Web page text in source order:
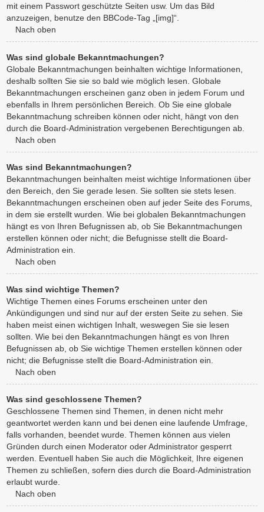
mit einem Passwort geschützte Seiten usw. Um das Bild
anzuzeigen, benutze den BBCode-Tag „[img]“.
Nach oben
Was sind globale Bekanntmachungen?
Globale Bekanntmachungen beinhalten wichtige Informationen,
deshalb sollten Sie sie so bald wie möglich lesen. Globale
Bekanntmachungen erscheinen ganz oben in jedem Forum und
ebenfalls in Ihrem persönlichen Bereich. Ob Sie eine globale
Bekanntmachung schreiben können oder nicht, hängt von den
durch die Board-Administration vergebenen Berechtigungen ab.
Nach oben
Was sind Bekanntmachungen?
Bekanntmachungen beinhalten meist wichtige Informationen über
den Bereich, den Sie gerade lesen. Sie sollten sie stets lesen.
Bekanntmachungen erscheinen oben auf jeder Seite des Forums,
in dem sie erstellt wurden. Wie bei globalen Bekanntmachungen
hängt es von Ihren Befugnissen ab, ob Sie Bekanntmachungen
erstellen können oder nicht; die Befugnisse stellt die Board-
Administration ein.
Nach oben
Was sind wichtige Themen?
Wichtige Themen eines Forums erscheinen unter den
Ankündigungen und sind nur auf der ersten Seite zu sehen. Sie
haben meist einen wichtigen Inhalt, weswegen Sie sie lesen
sollten. Wie bei den Bekanntmachungen hängt es von Ihren
Befugnissen ab, ob Sie wichtige Themen erstellen können oder
nicht; die Befugnisse stellt die Board-Administration ein.
Nach oben
Was sind geschlossene Themen?
Geschlossene Themen sind Themen, in denen nicht mehr
geantwortet werden kann und bei denen eine laufende Umfrage,
falls vorhanden, beendet wurde. Themen können aus vielen
Gründen durch einen Moderator oder Administrator gesperrt
werden. Eventuell haben Sie auch die Möglichkeit, Ihre eigenen
Themen zu schließen, sofern dies durch die Board-Administration
erlaubt wurde.
Nach oben